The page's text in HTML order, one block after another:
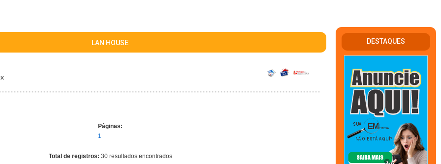
LAN HOUSE
Páginas:
1
Total de registros: 30 resultados encontrados
DESTAQUES